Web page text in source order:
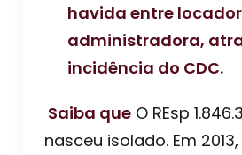
havida entre
administradora,
incidência do CDC.
️ Saiba que O REsp
nasceu isolado. Em 2013,